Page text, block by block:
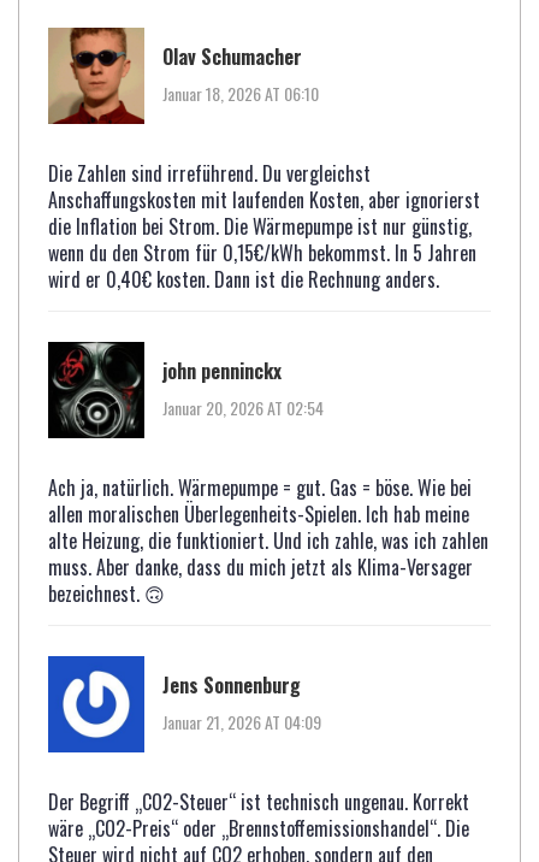
Olav Schumacher
Januar 18, 2026 AT 06:10
Die Zahlen sind irreführend. Du vergleichst
Anschaffungskosten mit laufenden Kosten, aber ignorierst
die Inflation bei Strom. Die Wärmepumpe ist nur günstig,
wenn du den Strom für 0,15€/kWh bekommst. In 5 Jahren
wird er 0,40€ kosten. Dann ist die Rechnung anders.
john penninckx
Januar 20, 2026 AT 02:54
Ach ja, natürlich. Wärmepumpe = gut. Gas = böse. Wie bei
allen moralischen Überlegenheits-Spielen. Ich hab meine
alte Heizung, die funktioniert. Und ich zahle, was ich zahlen
muss. Aber danke, dass du mich jetzt als Klima-Versager
bezeichnest. 🙃
Jens Sonnenburg
Januar 21, 2026 AT 04:09
Der Begriff „CO2-Steuer“ ist technisch ungenau. Korrekt
wäre „CO2-Preis“ oder „Brennstoffemissionshandel“. Die
Steuer wird nicht auf CO2 erhoben, sondern auf den